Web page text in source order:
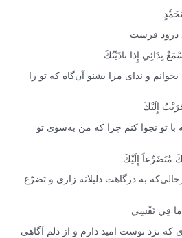
درود فرست
نِدَائِي إِذا نادَيْتُكَ
و ندای مرا بشنو آن‌گاه که تو را
إِلَيْكَ
با تو نجوا کنم چرا که من به‌سوی تو
مُتَضَرِّعاً إِلَيْكَ
به درگاهت ذلیلانه زاری و تضرّع
ما فِي نَفْسِي
که نزد توست امید دارم و از دلم آگاهی